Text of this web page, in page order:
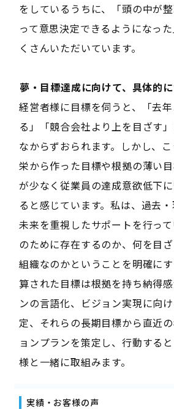
をしているうちに、「頭の中が
って意思決定できるようになっ
くさんいただいています。
――夢・目標達成に向けて、具体的に
経営者様に目標を伺うと、「去
る」「競合会社より上を目ざす
なからずおられます。しかし、
栄から作った目標や根拠の薄い
が少なく従業員の達成意欲低下
ると感じています。私は、過去
未来を重視したサポートを行っ
のために存在するのか、何を目
組織なのかということを明確に
算された目標は根拠を持ち納得
ンの言語化、ビジョン実現に向
定、それらの長期目標から直近
ョンプランを策定し、行動する
様と一緒に取組みます。
実績・お客様の声